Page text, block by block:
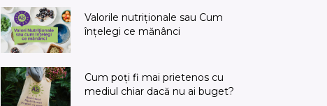
Valorile nutriționale sau Cum
înțelegi ce mănânci
Cum poți fi mai prietenos cu
mediul chiar dacă nu ai buget?